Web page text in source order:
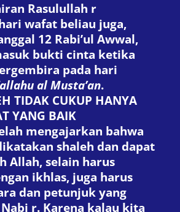
Rasulullah r
wafat beliau juga,
12 Rabi’ul Awwal,
bukti cinta ketika
pada hari
al Musta’an.
TIDAK CUKUP HANYA
YANG BAIK
mengajarkan bahwa
shaleh dan dapat
Allah, selain harus
ikhlas, juga harus
dan petunjuk yang
r. Karena kalau kita